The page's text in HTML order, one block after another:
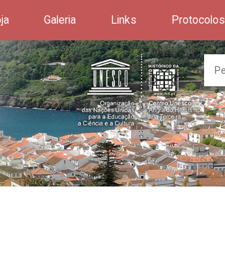
Galeria Links Protocolos